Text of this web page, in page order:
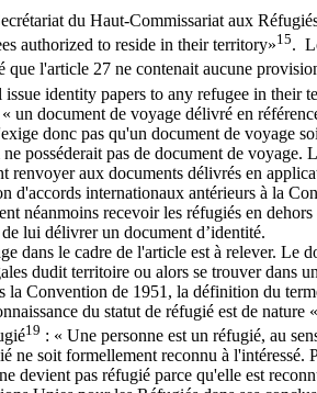
du Haut-Commissariat aux
authorized to reside in their territory»15.
que l'article 27 ne contenait aucune
identity papers to any refugee in
un document de voyage délivré en
donc pas qu'un document de voyage
posséderait pas de document de
renvoyer aux documents délivrés en
d'accords internationaux antérieurs à la
néanmoins recevoir les réfugiés en
lui délivrer un document d’identité.
dans le cadre de l'article est à relever. Le
dudit territoire ou alors se trouver dans
la Convention de 1951, la définition du
du statut de réfugié est de
19 : « Une personne est un réfugié, au
ne soit formellement reconnu à
devient pas réfugié parce qu'elle est